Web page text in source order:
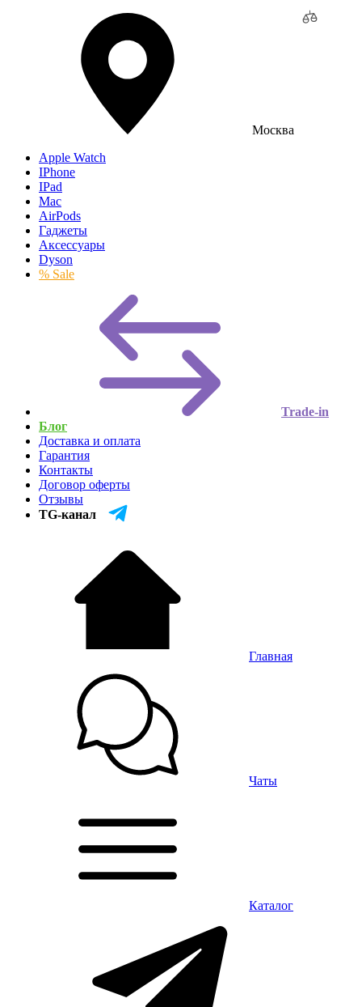
Москва
Apple Watch
IPhone
IPad
Mac
AirPods
Гаджеты
Аксессуары
Dyson
% Sale
Trade-in
Блог
Доставка и оплата
Гарантия
Контакты
Договор оферты
Отзывы
TG-канал
Главная
Чаты
Каталог